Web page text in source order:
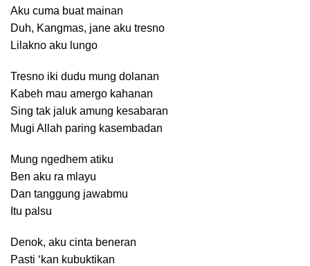
Aku cuma buat mainan
Duh, Kangmas, jane aku tresno
Lilakno aku lungo
Tresno iki dudu mung dolanan
Kabeh mau amergo kahanan
Sing tak jaluk amung kesabaran
Mugi Allah paring kasembadan
Mung ngedhem atiku
Ben aku ra mlayu
Dan tanggung jawabmu
Itu palsu
Denok, aku cinta beneran
Pasti ‘kan kubuktikan